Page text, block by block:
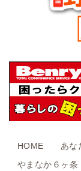
HOME
あな
やまなか６ヶ条